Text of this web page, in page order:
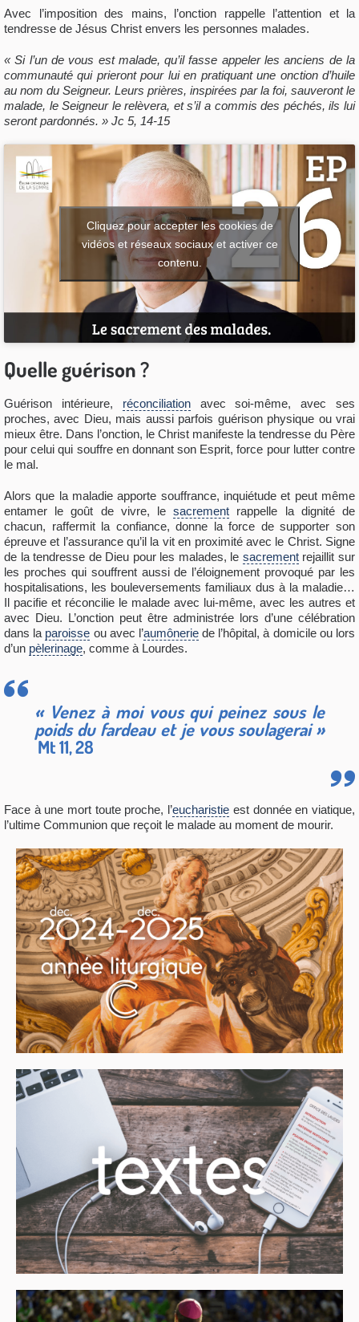
Avec l’imposition des mains, l’onction rappelle l’attention et la
tendresse de Jésus Christ envers les personnes malades.
« Si l’un de vous est malade, qu’il fasse appeler les anciens de la
communauté qui prieront pour lui en pratiquant une onction d’huile
au nom du Seigneur. Leurs prières, inspirées par la foi, sauveront le
malade, le Seigneur le relèvera, et s’il a commis des péchés, ils lui
seront pardonnés. » Jc 5, 14-15
Cliquez pour accepter les cookies de
vidéos et réseaux sociaux et activer ce
contenu.
Quelle guérison ?
Guérison intérieure, réconciliationavec soi-même, avec ses
proches, avec Dieu, mais aussi parfois guérison physique ou vrai
mieux être. Dans l’onction, le Christ manifeste la tendresse du Père
pour celui qui souffre en donnant son Esprit, force pour lutter contre
le mal.
Alors que la maladie apporte souffrance, inquiétude et peut même
entamer le goût de vivre, lesacrement rappelle la dignité de
chacun, raffermit la confiance, donne la force de supporter son
épreuve et l’assurance qu’il la vit en proximité avec le Christ. Signe
de la tendresse de Dieu pour les malades, le sacrementrejaillit sur
les proches qui souffrent aussi de l’éloignement provoqué par les
hospitalisations, les bouleversements familiaux dus à la maladie…
Il pacifie et réconcilie le malade avec lui-même, avec les autres et
avec Dieu. L’onction peut être administrée lors d’une célébration
dans la paroisse ou avec l’aumôneriede l’hôpital, à domicile ou lors
d’un pèlerinage, comme à Lourdes.
« Venez à moi vous qui peinez sous le
poids du fardeau et je vous soulagerai »
Mt 11, 28
Face à une mort toute proche, l’eucharistie est donnée en viatique,
l’ultime Communion que reçoit le malade au moment de mourir.